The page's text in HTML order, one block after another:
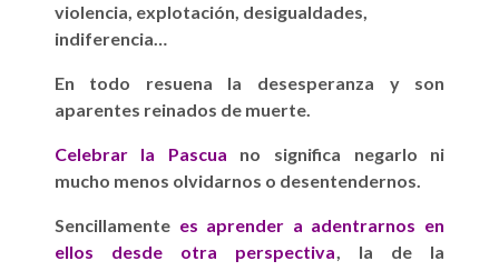
violencia, explotación, desigualdades,
indiferencia…
En todo resuena la desesperanza y son
aparentes reinados de muerte.
Celebrar la Pascua no significa negarlo ni
mucho menos olvidarnos o desentendernos.
Sencillamente es aprender a adentrarnos en
ellos desde otra perspectiva, la de la